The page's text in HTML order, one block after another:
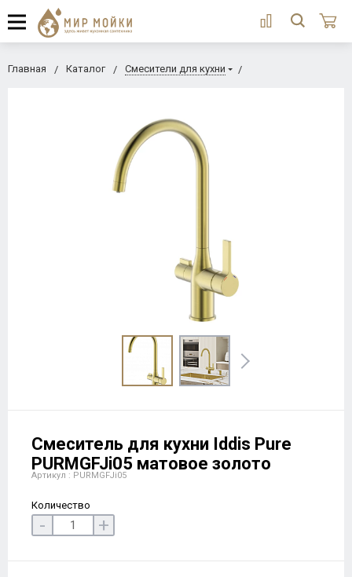
Главная Каталог Смесители для кухни
Смеситель для кухни Iddis Pure
PURMGFJi05 матовое золото
Артикул : PURMGFJi05
Количество
- +